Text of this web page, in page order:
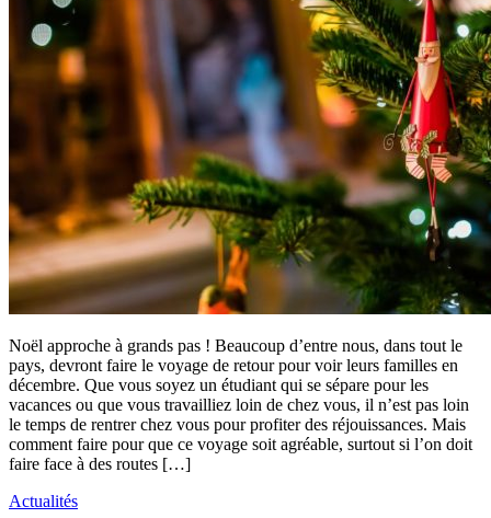
Noël approche à grands pas ! Beaucoup d’entre nous, dans tout le
pays, devront faire le voyage de retour pour voir leurs familles en
décembre. Que vous soyez un étudiant qui se sépare pour les
vacances ou que vous travailliez loin de chez vous, il n’est pas loin
le temps de rentrer chez vous pour profiter des réjouissances. Mais
comment faire pour que ce voyage soit agréable, surtout si l’on doit
faire face à des routes […]
Actualités